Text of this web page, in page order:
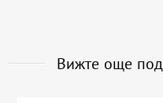
Вижте още